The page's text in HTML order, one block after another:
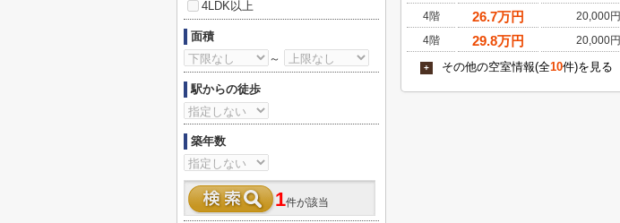
4階
26.7万円 20,000円
4階
29.8万円 20,000円
+ その他の空室情報(全10件)を見る
4LDK以上
面積
～
駅からの徒歩
築年数
1件が該当